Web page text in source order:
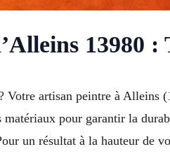
13980 :
artisan peintre à Alleins
pour garantir la
un résultat à la hauteur de